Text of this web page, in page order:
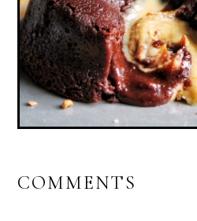
COMMENTS